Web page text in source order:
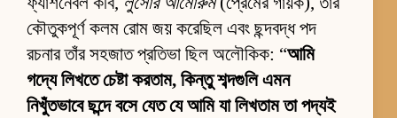
কৌতুকপূর্ণ কলম রোম জয় করেছিল এবং ছন্দবদ্ধ পদ
রচনার তাঁর সহজাত প্রতিভা ছিল অলৌকিক: “আমি
গদ্যে লিখতে চেষ্টা করতাম, কিন্তু শব্দগুলি এমন
নিখুঁতভাবে ছন্দে বসে যেত যে আমি যা লিখতাম তা পদ্যই